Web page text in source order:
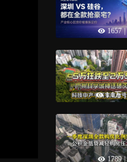
1657 |
1.1万 |
1789 |